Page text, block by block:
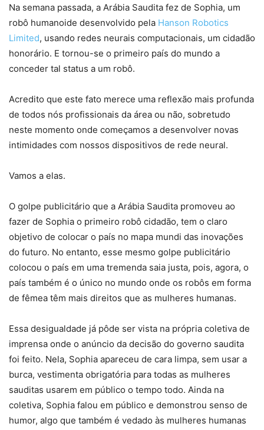
Na semana passada, a Arábia Saudita fez de Sophia, um
robô humanoide desenvolvido pela Hanson Robotics
Limited, usando redes neurais computacionais, um cidadão
honorário. E tornou-se o primeiro país do mundo a
conceder tal status a um robô.
Acredito que este fato merece uma reflexão mais profunda
de todos nós profissionais da área ou não, sobretudo
neste momento onde começamos a desenvolver novas
intimidades com nossos dispositivos de rede neural.
Vamos a elas.
O golpe publicitário que a Arábia Saudita promoveu ao
fazer de Sophia o primeiro robô cidadão, tem o claro
objetivo de colocar o país no mapa mundi das inovações
do futuro. No entanto, esse mesmo golpe publicitário
colocou o país em uma tremenda saia justa, pois, agora, o
país também é o único no mundo onde os robôs em forma
de fêmea têm mais direitos que as mulheres humanas.
Essa desigualdade já pôde ser vista na própria coletiva de
imprensa onde o anúncio da decisão do governo saudita
foi feito. Nela, Sophia apareceu de cara limpa, sem usar a
burca, vestimenta obrigatória para todas as mulheres
sauditas usarem em público o tempo todo. Ainda na
coletiva, Sophia falou em público e demonstrou senso de
humor, algo que também é vedado às mulheres humanas